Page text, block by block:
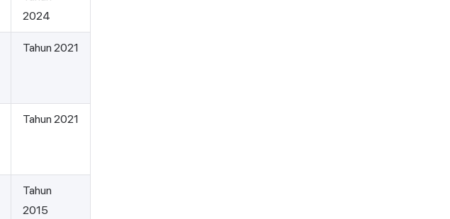
2024
Tahun 2021
Tahun 2021
Tahun
2015